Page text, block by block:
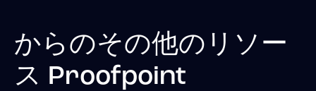
からのその他のリソー
ス Proofpoint